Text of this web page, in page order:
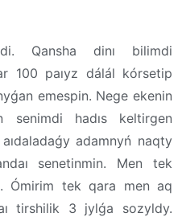
Qansha dinı bilimdi
100 paıyz dálál kórsetip
emespin. Nege ekenin
senimdi hadıs keltirgen
adamnyń naqty
senetinmin. Men tek
Ómirim tek qara men aq
tirshilik 3 jylǵa sozyldy.